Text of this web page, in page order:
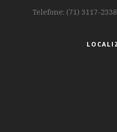
Telefone: (71) 3117-2338